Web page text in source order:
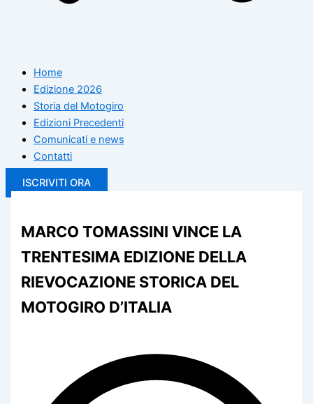
Home
Edizione 2026
Storia del Motogiro
Edizioni Precedenti
Comunicati e news
Contatti
ISCRIVITI ORA
MARCO TOMASSINI VINCE LA
TRENTESIMA EDIZIONE DELLA
RIEVOCAZIONE STORICA DEL
MOTOGIRO D’ITALIA